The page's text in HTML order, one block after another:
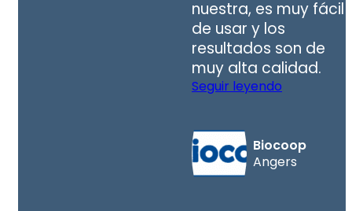
nuestra, es muy fácil
de usar y los
resultados son de
muy alta calidad.
Seguir leyendo
Biocoop
Angers